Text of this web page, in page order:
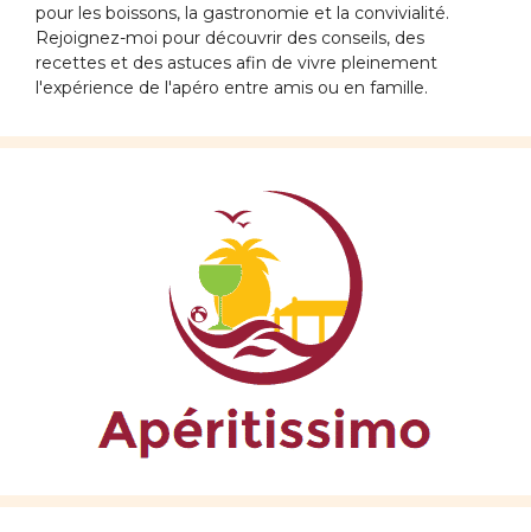
pour les boissons, la gastronomie et la convivialité.
Rejoignez-moi pour découvrir des conseils, des
recettes et des astuces afin de vivre pleinement
l'expérience de l'apéro entre amis ou en famille.